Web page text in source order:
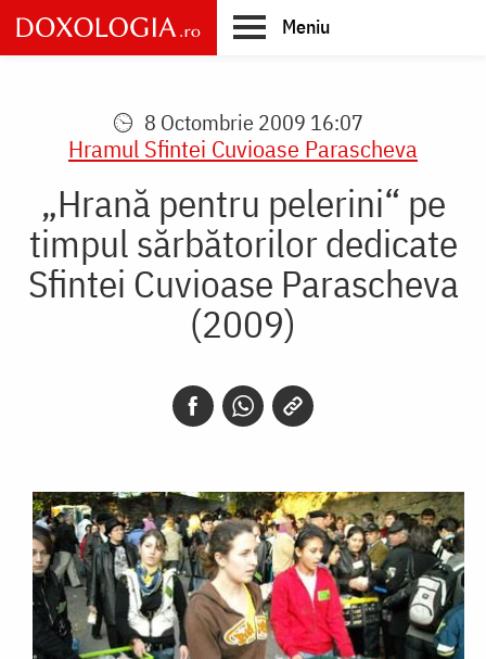
Skip
to
main
Meniu
8 Octombrie 2009 16:07
Hramul Sfintei Cuvioase Parascheva
„Hrană pentru pelerini“ pe
timpul sărbătorilor dedicate
Sfintei Cuvioase Parascheva
(2009)